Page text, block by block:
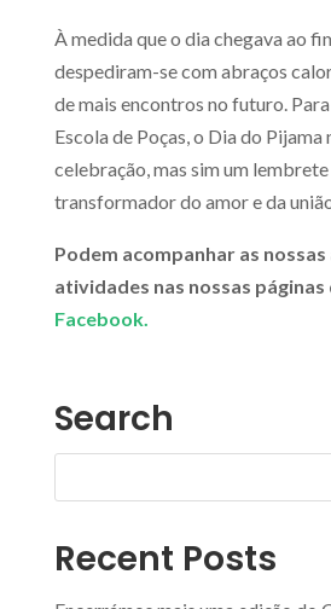
À medida que o dia chegava ao
despediram-se com abraços
de mais encontros no futuro.
Escola de Poças, o Dia do Pijama
celebração, mas sim um
transformador do amor e da
Podem acompanhar as
atividades nas nossas páginas
Facebook.
Search
Recent Posts